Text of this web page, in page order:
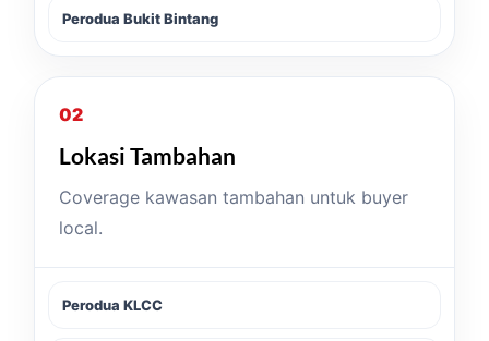
Perodua Bukit Bintang
02
Lokasi Tambahan
Coverage kawasan tambahan untuk buyer
local.
Perodua KLCC